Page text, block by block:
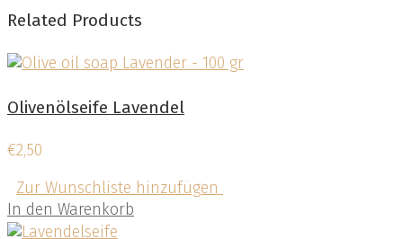
Related Products
Olivenölseife Lavendel
€2,50
Zur Wunschliste hinzufügen
In den Warenkorb